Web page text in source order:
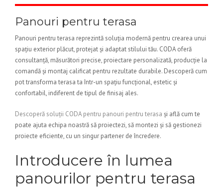
Panouri pentru terasa
Panouri pentru terasa reprezintă soluția modernă pentru crearea unui
spațiu exterior plăcut, protejat și adaptat stilului tău. CODA oferă
consultanță, măsurători precise, proiectare personalizată, producție la
comandă și montaj calificat pentru rezultate durabile. Descoperă cum
pot transforma terasa ta într-un spațiu funcțional, estetic și
confortabil, indiferent de tipul de finisaj ales.
Descoperă soluții CODA pentru panouri pentru terasa și află cum te
poate ajuta echipa noastră să proiectezi, să montezi și să gestionezi
proiecte eficiente, cu un singur partener de încredere.
Introducere în lumea
panourilor pentru terasa